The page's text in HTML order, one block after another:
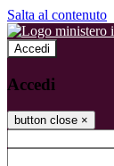
Salta al contenuto
Accedi
Accedi
button close ×